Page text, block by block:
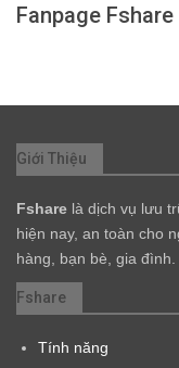
Fanpage Fshare
Giới Thiệu
Fshare là dịch vụ lưu
hiện nay, an toàn cho
hàng, bạn bè, gia đình.
Fshare
Tính năng